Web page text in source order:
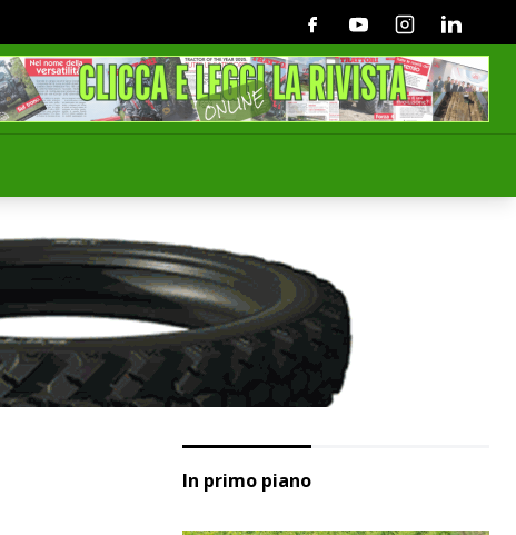
FacebookYoutubeInstagramLinkedin
In primo piano